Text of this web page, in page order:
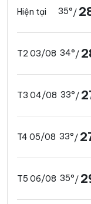
Hiện tại 35°/
T2 03/08 34°/
T3 04/08 33°/
T4 05/08 33°/
T5 06/08 35°/